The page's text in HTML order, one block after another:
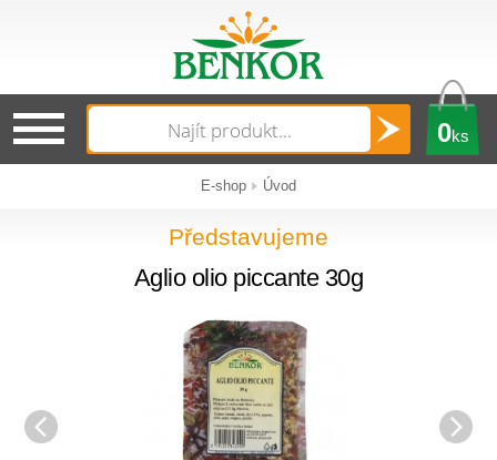
0ks
E-shop Úvod
Představujeme
Aglio olio piccante 30g